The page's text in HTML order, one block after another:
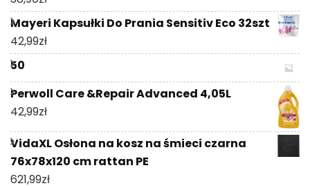
Mayeri Kapsułki Do Prania Sensitiv Eco 32szt
42,99zł
50
Perwoll Care &Repair Advanced 4,05L
42,99zł
VidaXL Osłona na kosz na śmieci czarna
76x78x120 cm rattan PE
621,99zł